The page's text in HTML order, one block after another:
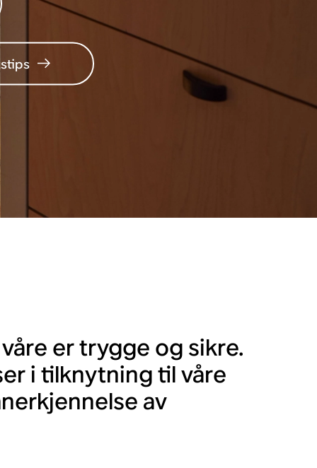
er trygge og sikre.
i tilknytning til våre
av